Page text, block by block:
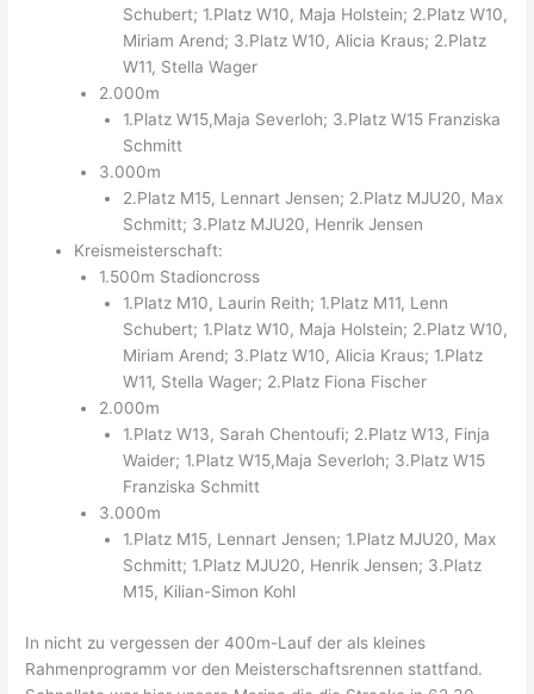
Schubert; 1.Platz W10, Maja Holstein; 2.Platz W10,
Miriam Arend; 3.Platz W10, Alicia Kraus; 2.Platz
W11, Stella Wager
2.000m
1.Platz W15,Maja Severloh; 3.Platz W15 Franziska
Schmitt
3.000m
2.Platz M15, Lennart Jensen; 2.Platz MJU20, Max
Schmitt; 3.Platz MJU20, Henrik Jensen
Kreismeisterschaft:
1.500m Stadioncross
1.Platz M10, Laurin Reith; 1.Platz M11, Lenn
Schubert; 1.Platz W10, Maja Holstein; 2.Platz W10,
Miriam Arend; 3.Platz W10, Alicia Kraus; 1.Platz
W11, Stella Wager; 2.Platz Fiona Fischer
2.000m
1.Platz W13, Sarah Chentoufi; 2.Platz W13, Finja
Waider; 1.Platz W15,Maja Severloh; 3.Platz W15
Franziska Schmitt
3.000m
1.Platz M15, Lennart Jensen; 1.Platz MJU20, Max
Schmitt; 1.Platz MJU20, Henrik Jensen; 3.Platz
M15, Kilian-Simon Kohl
In nicht zu vergessen der 400m-Lauf der als kleines
Rahmenprogramm vor den Meisterschaftsrennen stattfand.